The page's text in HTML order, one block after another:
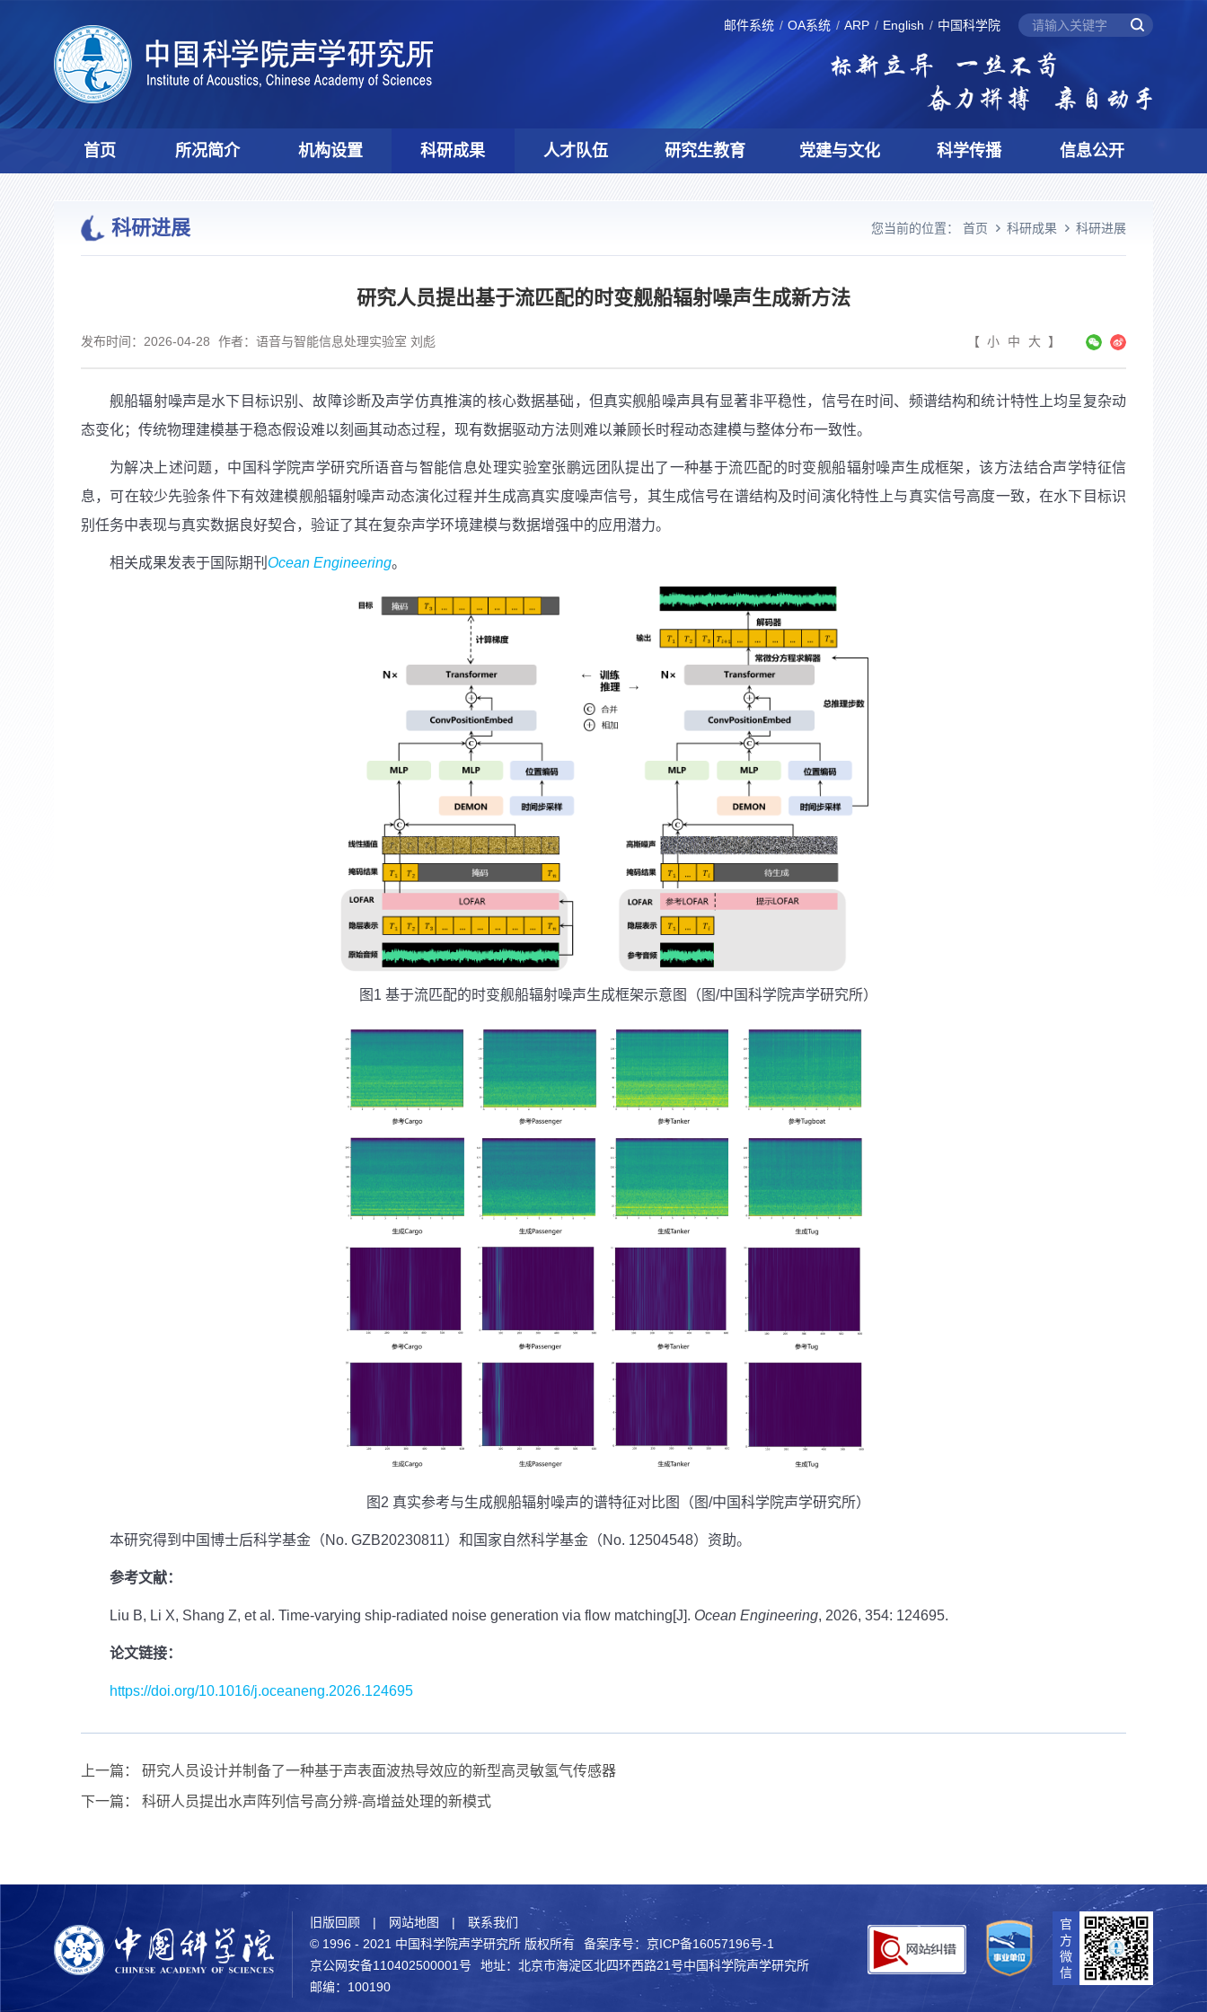
邮件系统 OA系统 ARP English 中国科学院
首页 所况简介 机构设置 科研成果 人才队伍 研究生教育 党建与文化 科学传播 信息公开
科研进展 您当前的位置： 首页 科研成果 科研进展
研究人员提出基于流匹配的时变舰船辐射噪声生成新方法
发布时间：2026-04-28 作者：语音与智能信息处理实验室 刘彪 【 小 中 大 】
舰船辐射噪声是水下目标识别、故障诊断及声学仿真推演的核心数据基础，但真实舰船噪声具有显著非平稳性，信号在时间、频谱结构和统计特性上均呈复杂动
态变化；传统物理建模基于稳态假设难以刻画其动态过程，现有数据驱动方法则难以兼顾长时程动态建模与整体分布一致性。
为解决上述问题，中国科学院声学研究所语音与智能信息处理实验室张鹏远团队提出了一种基于流匹配的时变舰船辐射噪声生成框架，该方法结合声学特征信
息，可在较少先验条件下有效建模舰船辐射噪声动态演化过程并生成高真实度噪声信号，其生成信号在谱结构及时间演化特性上与真实信号高度一致，在水下目标识
别任务中表现与真实数据良好契合，验证了其在复杂声学环境建模与数据增强中的应用潜力。
相关成果发表于国际期刊 Ocean Engineering。
图 1 基于流匹配的时变舰船辐射噪声生成框架示意图（图/中国科学院声学研究所）
图 2 真实参考与生成舰船辐射噪声的谱特征对比图（图/中国科学院声学研究所）
本研究得到中国博士后科学基金（No. GZB20230811）和国家自然科学基金（No. 12504548）资助。
参考文献：
Liu B, Li X, Shang Z, et al. Time-varying ship-radiated noise generation via flow matching[J]. Ocean Engineering, 2026, 354: 124695.
论文链接：
https://doi.org/10.1016/j.oceaneng.2026.124695
上一篇：
研究人员设计并制备了一种基于声表面波热导效应的新型高灵敏氢气传感器
下一篇：
科研人员提出水声阵列信号高分辨-高增益处理的新模式
旧版回顾 | 网站地图 |
联系我们
© 1996 - 2021 中国科学院声学研究所 版权所有
备案序号：京ICP备16057196号-1
京公网安备110402500001号
地址：北京市海淀区北四环西路21号中国科学院声学研究所
邮编：100190
官
方
微
信